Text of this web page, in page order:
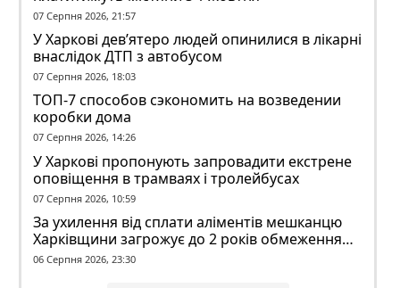
07 Серпня 2026, 21:57
У Харкові дев’ятеро людей опинилися в лікарні
внаслідок ДТП з автобусом
07 Серпня 2026, 18:03
ТОП-7 способов сэкономить на возведении
коробки дома
07 Серпня 2026, 14:26
У Харкові пропонують запровадити екстрене
оповіщення в трамваях і тролейбусах
07 Серпня 2026, 10:59
За ухилення від сплати аліментів мешканцю
Харківщини загрожує до 2 років обмеження
волі
06 Серпня 2026, 23:30